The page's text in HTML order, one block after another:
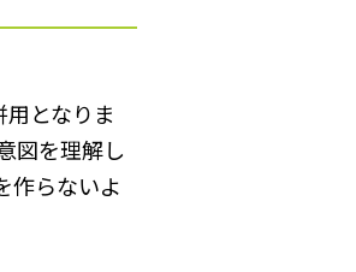
となりま
図を理解し
作らないよ